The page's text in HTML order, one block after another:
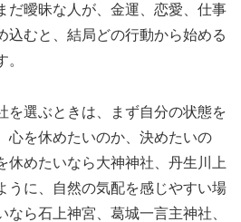
だ曖昧な人が、金運、恋愛、仕事
込むと、結局どの行動から始める
を選ぶときは、まず自分の状態を
心を休めたいのか、決めたいの
休めたいなら大神神社、丹生川上
うに、自然の気配を感じやすい場
なら石上神宮、葛城一言主神社、